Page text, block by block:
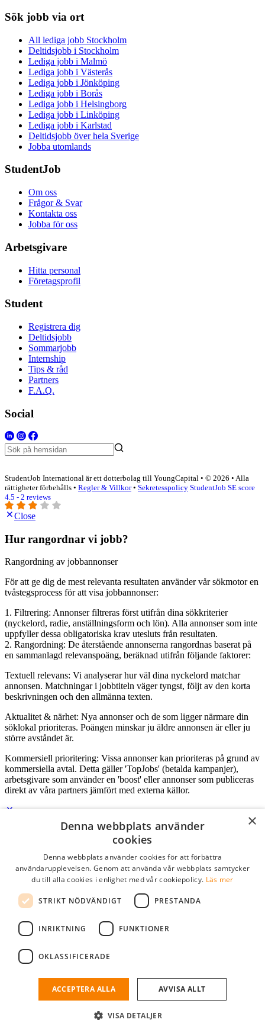
Sök jobb via ort
All lediga jobb Stockholm
Deltidsjobb i Stockholm
Lediga jobb i Malmö
Lediga jobb i Västerås
Lediga jobb i Jönköping
Lediga jobb i Borås
Lediga jobb i Helsingborg
Lediga jobb i Linköping
Lediga jobb i Karlstad
Deltidsjobb över hela Sverige
Jobba utomlands
StudentJob
Om oss
Frågor & Svar
Kontakta oss
Jobba för oss
Arbetsgivare
Hitta personal
Företagsprofil
Student
Registrera dig
Deltidsjobb
Sommarjobb
Internship
Tips & råd
Partners
F.A.Q.
Social
StudentJob International är ett dotterbolag till YoungCapital • © 2026 • Alla
rättigheter förbehålls • Regler & Villkor• Sekretesspolicy StudentJob SE score
4.5 - 2 reviews
Close
Hur rangordnar vi jobb?
Rangordning av jobbannonser
För att ge dig de mest relevanta resultaten använder vår sökmotor en
tvåstegsprocess för att visa jobbannonser:
1. Filtrering: Annonser filtreras först utifrån dina sökkriterier
(nyckelord, radie, anställningsform och lön). Alla annonser som inte
uppfyller dessa obligatoriska krav utesluts från resultaten.
2. Rangordning: De återstående annonserna rangordnas baserat på
en sammanlagd relevanspoäng, beräknad utifrån följande faktorer:
Textuell relevans: Vi analyserar hur väl dina nyckelord matchar
annonsen. Matchningar i jobbtiteln väger tyngst, följt av den korta
beskrivningen och den allmänna texten.
Aktualitet & närhet: Nya annonser och de som ligger närmare din
söklokal prioriteras. Poängen minskar ju äldre annonsen är eller ju
större avståndet är.
Kommersiell prioritering: Vissa annonser kan prioriteras på grund av
kommersiella avtal. Detta gäller 'TopJobs' (betalda kampanjer),
arbetsgivare som använder en 'boost' eller annonser som publiceras
direkt av våra partners jämfört med externa källor.
Lösenord
kom ihåg mig
logga in
Kostnadsfri företagsprofil
och söka efter passande kandidater till ditt företag.
×
Denna webbplats använder
cookies
Denna webbplats använder cookies för att förbättra
användarupplevelsen. Genom att använda vår webbplats samtycker
du till alla cookies i enlighet med vår cookiepolicy. Läs mer
STRIKT NÖDVÄNDIGT PRESTANDA
INRIKTNING FUNKTIONER
OKLASSIFICERADE
ACCEPTERA ALLA AVVISA ALLT
VISA DETALJER